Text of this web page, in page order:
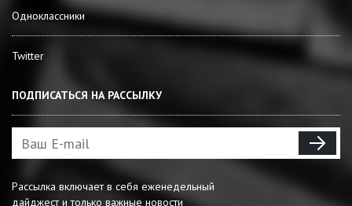
Одноклассники
Twitter
ПОДПИСАТЬСЯ НА РАССЫЛКУ
Рассылка включает в себя еженедельный
дайджест и только важные новости